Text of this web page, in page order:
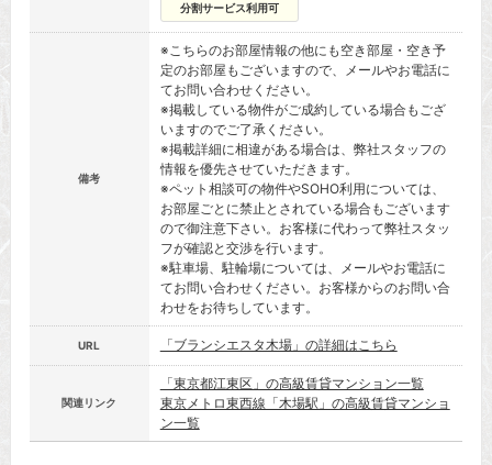
分割サービス利用可
備考
※こちらのお部屋情報の他にも空き部屋・空き予
定のお部屋もございますので、メールやお電話に
てお問い合わせください。
※掲載している物件がご成約している場合もござ
いますのでご了承ください。
※掲載詳細に相違がある場合は、弊社スタッフの
情報を優先させていただきます。
※ペット相談可の物件やSOHO利用については、
お部屋ごとに禁止とされている場合もございます
ので御注意下さい。お客様に代わって弊社スタッ
フが確認と交渉を行います。
※駐車場、駐輪場については、メールやお電話に
てお問い合わせください。お客様からのお問い合
わせをお待ちしています。
URL 「ブランシエスタ木場」の詳細はこちら
関連リンク
「東京都江東区」の高級賃貸マンション一覧
東京メトロ東西線「木場駅」の高級賃貸マンショ
ン一覧